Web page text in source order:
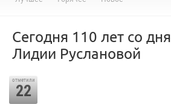
Сегодня 110 лет со
Лидии Руслановой
отметили
22